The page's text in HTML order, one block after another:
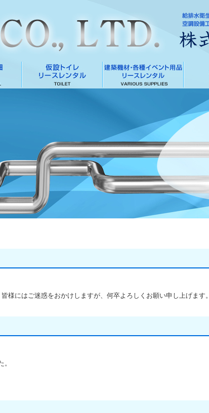
にはご迷惑をおかけしますが、何卒よろしくお願い申し上げます。